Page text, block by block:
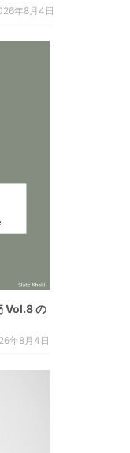
年8月4日
Vol.8 の
年8月4日